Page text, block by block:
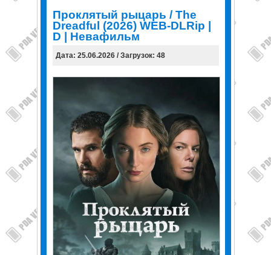
Проклятый рыцарь / The
Dreadful (2026) WEB-DLRip |
D | Невафильм
Дата: 25.06.2026 / Загрузок: 48